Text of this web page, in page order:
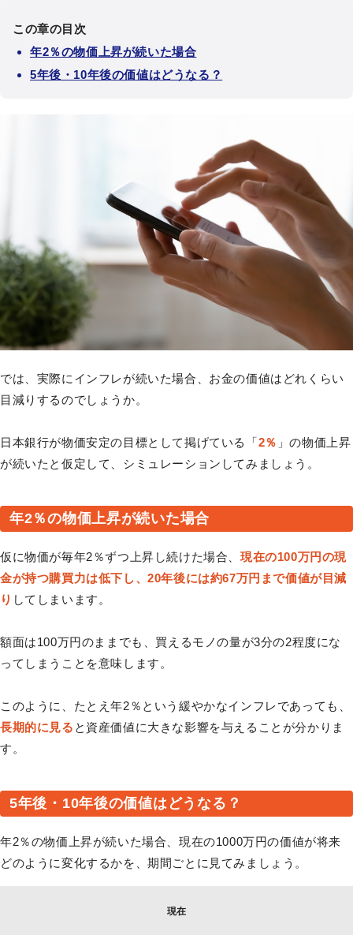
この章の目次
年2％の物価上昇が続いた場合
5年後・10年後の価値はどうなる？
では、実際にインフレが続いた場合、お金の価値はどれくらい
目減りするのでしょうか。
日本銀行が物価安定の目標として掲げている「2％ 」の物価上昇
が続いたと仮定して、シミュレーションしてみましょう。
年2％の物価上昇が続いた場合
仮に物価が毎年2％ずつ上昇し続けた場合、 現在の100万円の現
金が持つ購買力は低下し、20年後には約67万円まで価値が目減
り してしまいます。
額面は100万円のままでも、買えるモノの量が3分の2程度にな
ってしまうことを意味します。
このように、たとえ年2％という緩やかなインフレであっても、
長期的に見る と資産価値に大きな影響を与えることが分かりま
す。
5年後・10年後の価値はどうなる？
年2％の物価上昇が続いた場合、現在の1000万円の価値が将来
どのように変化するかを、期間ごとに見てみましょう。
現在